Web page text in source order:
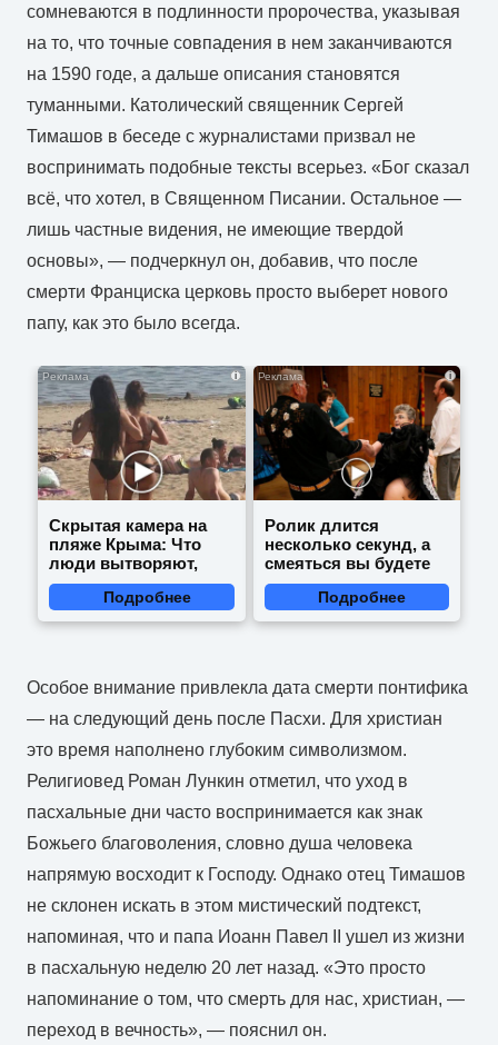
сомневаются в подлинности пророчества, указывая
на то, что точные совпадения в нем заканчиваются
на 1590 годе, а дальше описания становятся
туманными. Католический священник Сергей
Тимашов в беседе с журналистами призвал не
воспринимать подобные тексты всерьез. «Бог сказал
всё, что хотел, в Священном Писании. Остальное —
лишь частные видения, не имеющие твердой
основы», — подчеркнул он, добавив, что после
смерти Франциска церковь просто выберет нового
папу, как это было всегда.
i
Скрытая камера на
пляже Крыма: Что
люди вытворяют,
когда их не видят...
Подробнее
i
Ролик длится
несколько секунд, а
смеяться вы будете
долго
Подробнее
Особое внимание привлекла дата смерти понтифика
— на следующий день после Пасхи. Для христиан
это время наполнено глубоким символизмом.
Религиовед Роман Лункин отметил, что уход в
пасхальные дни часто воспринимается как знак
Божьего благоволения, словно душа человека
напрямую восходит к Господу. Однако отец Тимашов
не склонен искать в этом мистический подтекст,
напоминая, что и папа Иоанн Павел II ушел из жизни
в пасхальную неделю 20 лет назад. «Это просто
напоминание о том, что смерть для нас, христиан, —
переход в вечность», — пояснил он.